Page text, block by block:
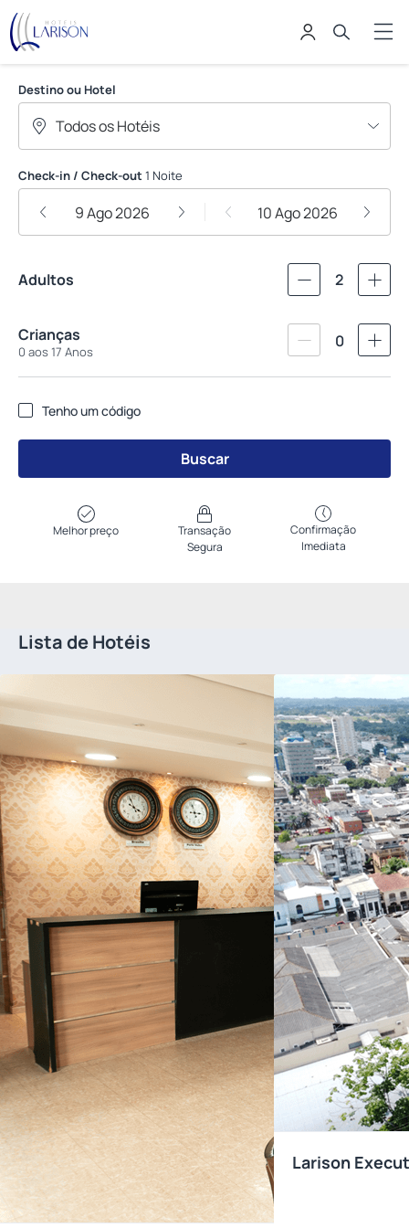
LARISON ECONOMY
Destino ou Hotel
Check-in / Check-out 1 Noite
9 Ago 2026 10 Ago 2026
Adultos 2
Crianças
0 aos 17 Anos
0
Tenho um código
Buscar
Melhor preço
Transação
Segura
Confirmação
Imediata
Lista de Hotéis
Larison